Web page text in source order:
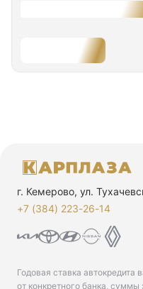
г. Кемерово, ул.
+7 (384) 223-26-14‬
Годовая ставка автокредита
от конкретного банка,